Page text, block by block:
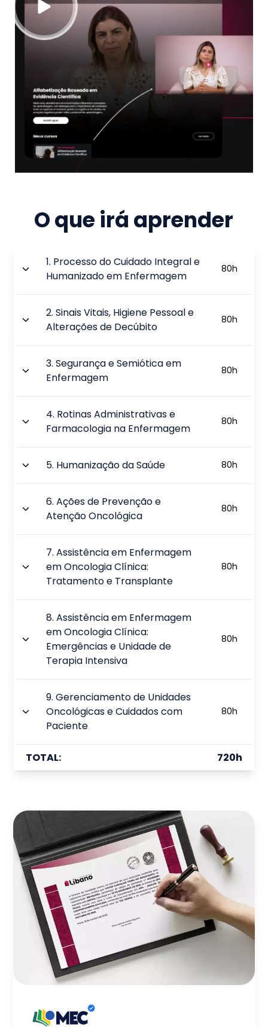
O que irá aprender
1. Processo do Cuidado Integral e
Humanizado em Enfermagem
80h
2.Sinais Vitais, Higiene Pessoal e
Alterações de Decúbito
80h
3.Segurança e Semiótica em
Enfermagem
80h
4. Rotinas Administrativas e
Farmacologia na Enfermagem
80h
5. Humanização da Saúde 80h
6.Ações de Prevenção e
Atenção Oncológica
80h
7.Assistência em Enfermagem
em Oncologia Clínica:
Tratamento e Transplante
80h
8.Assistência em Enfermagem
em Oncologia Clínica:
Emergências e Unidade de
Terapia Intensiva
80h
9.Gerenciamento de Unidades
Oncológicas e Cuidados com
Paciente
80h
TOTAL: 720h